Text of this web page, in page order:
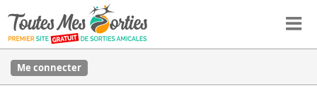
Me connecter